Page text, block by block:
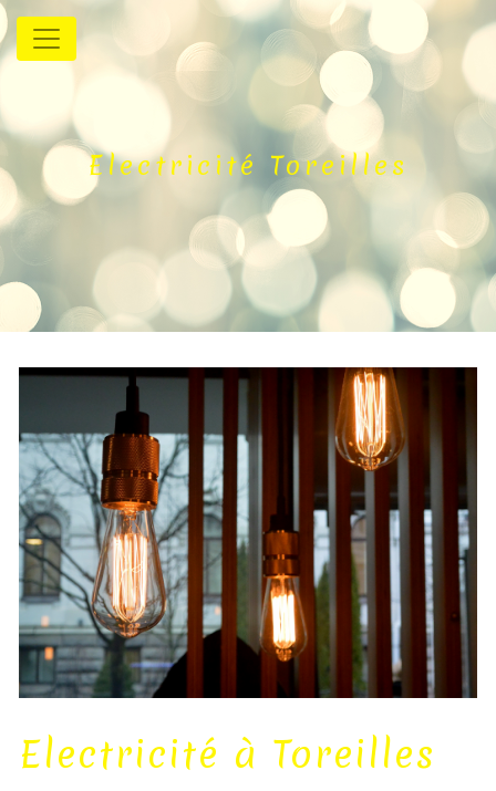
Panneau de gestion des cookies
Electricité Toreilles
Electricité à Toreilles